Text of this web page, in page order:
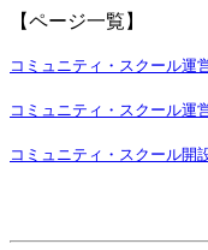
【ページ一覧】
コミュニティ・スクール運
コミュニティ・スクール運
コミュニティ・スクール開